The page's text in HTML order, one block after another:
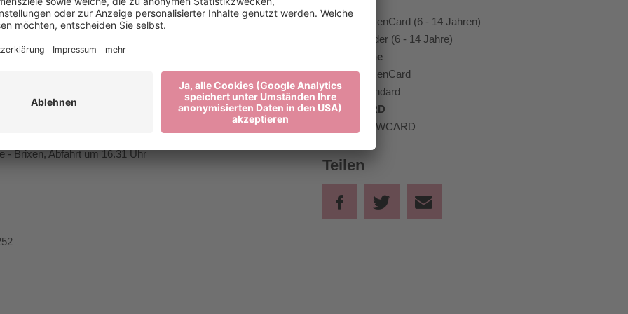
fallen für den/die Teilnehmer*in keine
(mit BrixenCard kostenlos)
Brixen - Talstation Plose, Abfahrt um 09:07 Uhr
- Brixen, Abfahrt um 16.31 Uhr
12,50 €
BrixenCard (6 - 14 Jahren)
Kinder (6 - 14 Jahre)
Erwachsene
25,00 €BrixenCard
30,00 €
Standard
CREWCARD
CREWCARD
Teilen